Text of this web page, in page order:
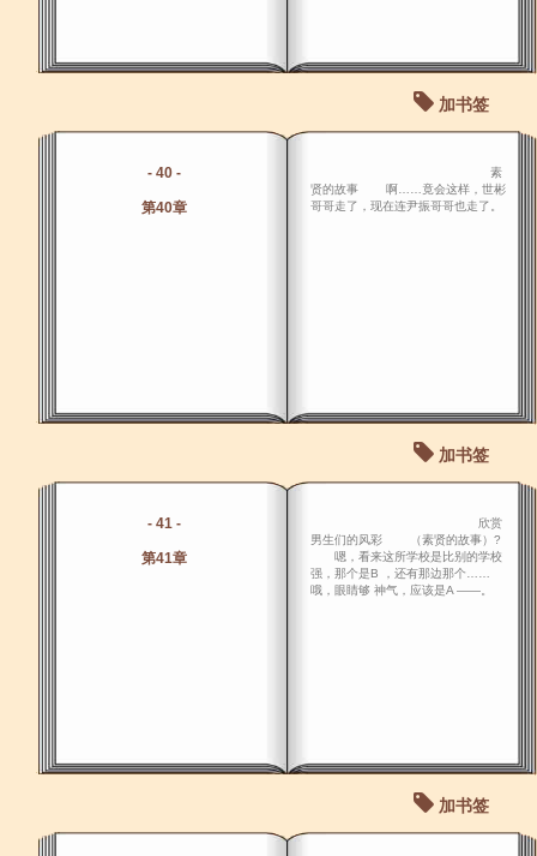
加书签
- 40 -
第40章
素
贤的故事 啊……竟会这样，世彬
哥哥走了，现在连尹振哥哥也走了。
加书签
- 41 -
第41章
欣赏
男生们的风彩 （素贤的故事）?
嗯，看来这所学校是比别的学校
强，那个是B ，还有那边那个……
哦，眼睛够 神气，应该是A ――。
加书签